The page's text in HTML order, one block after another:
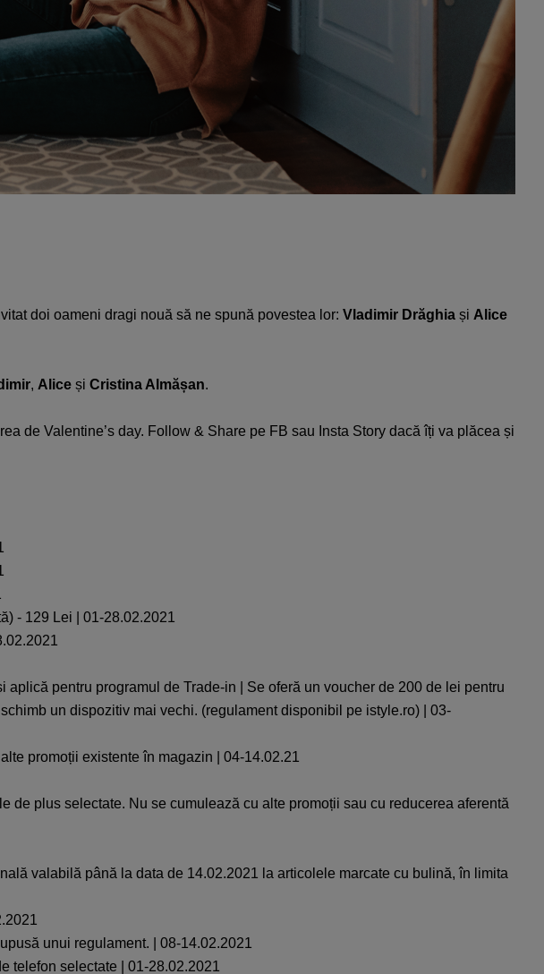
doi oameni dragi nouă să ne spună povestea lor: Vladimir Drăghia și Alice
, Alice și Cristina Almășan.
de Valentine’s day. Follow & Share pe FB sau Insta Story dacă îți va plăcea și
- 129 Lei | 01-28.02.2021
pentru programul de Trade-in | Se oferă un voucher de 200 de lei pentru
un dispozitiv mai vechi. (regulament disponibil pe istyle.ro) | 03-
promoții existente în magazin | 04-14.02.21
plus selectate. Nu se cumulează cu alte promoții sau cu reducerea aferentă
valabilă până la data de 14.02.2021 la articolele marcate cu bulină, în limita
unui regulament. | 08-14.02.2021
telefon selectate | 01-28.02.2021